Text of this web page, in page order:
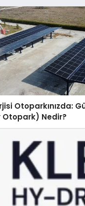
Otoparkınızda:
Nedir?